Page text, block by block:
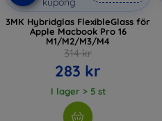
3MK Hybridglas FlexibleGlass för
Apple Macbook Pro 16
M1/M2/M3/M4
314 kr
283 kr
I lager > 5 st